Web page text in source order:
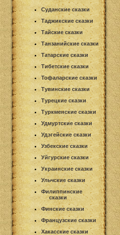
Суданские сказки
Таджикские сказки
Тайские сказки
Танзанийские сказки
Татарские сказки
Тибетские сказки
Тофаларские сказки
Тувинские сказки
Турецкие сказки
Туркменские сказки
Удмуртские сказки
Удэгейские сказки
Узбекские сказки
Уйгурские сказки
Украинские сказки
Ульчские сказки
Филиппинские
сказки
Финские сказки
Французские сказки
Хакасские сказки